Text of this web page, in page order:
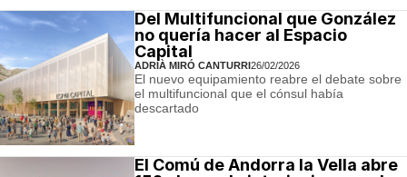
Del Multifuncional que González
no quería hacer al Espacio
Capital
ADRIÀ MIRÓ CANTURRI26/02/2026
El nuevo equipamiento reabre el debate sobre
el multifuncional que el cónsul había
descartado
El Comú de Andorra la Vella abre